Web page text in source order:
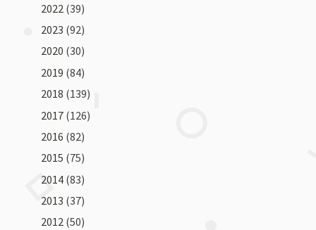
2022 (39)
2023 (92)
2020 (30)
2019 (84)
2018 (139)
2017 (126)
2016 (82)
2015 (75)
2014 (83)
2013 (37)
2012 (50)